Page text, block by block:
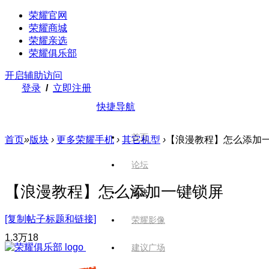
荣耀官网
荣耀商城
荣耀亲选
荣耀俱乐部
开启辅助访问
登录 / 立即注册
快捷导航
首页
论坛
版块
荣耀影像
建议广场
首页»版块 › 更多荣耀手机 › 其它机型 › 【浪漫教程】怎么添加
【浪漫教程】怎么添加一键锁屏
[复制帖子标题和链接]
1.3万18